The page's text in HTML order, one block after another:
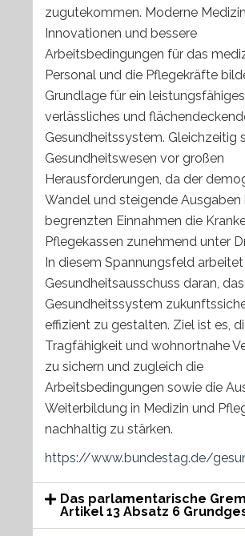
zugutekommen. Moderne
Innovationen und bessere
Arbeitsbedingungen für das
Personal und die Pflegekräfte
Grundlage für ein
verlässliches und
Gesundheitssystem. Gleichzeitig
Gesundheitswesen vor großen
Herausforderungen, da der
Wandel und steigende Ausgaben
begrenzten Einnahmen die
Pflegekassen zunehmend unter
In diesem Spannungsfeld
Gesundheitsausschuss daran, das
Gesundheitssystem
effizient zu gestalten. Ziel ist es,
Tragfähigkeit und wohnortnahe
zu sichern und zugleich die
Arbeitsbedingungen sowie die
Weiterbildung in Medizin und
nachhaltig zu stärken.
https://www.bundestag.de/
Das parlamentarische
Artikel 13 Absatz 6